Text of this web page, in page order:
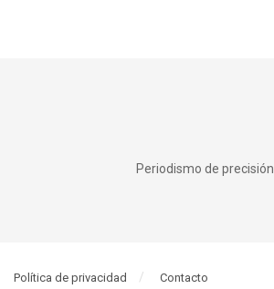
Periodismo de precisión
Política de privacidad Contacto